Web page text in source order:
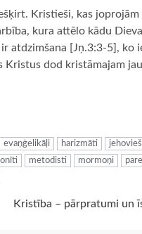
Kristieši, kas
kura attēlo kādu
atdzimšana [Jņ.3:3-5], ko
Kristus dod kristāmajam
evaņģelikāļi harizmāti
metodisti mormoņi
Kristība – pārpratumi un